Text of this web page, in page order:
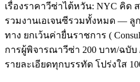
เรื่องราคาวีซ่าไต้หวัน: NYC คิด
รวมงานเอเจนซีรวมทั้งหมด — ลู
ทาง ยกเว้นค่ายื่นราชการ (
การผู้พิจารณาวีซ่า 200 บาท/ฉบับ
รายละเอียดทุกบรรทัด โปร่งใส